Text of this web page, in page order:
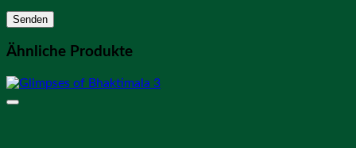
Ähnliche Produkte